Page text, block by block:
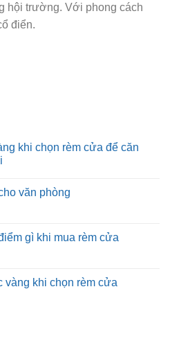
hội trường. Với phong cách
điển.
khi chọn rèm cửa để căn
văn phòng
gì khi mua rèm cửa
vàng khi chọn rèm cửa